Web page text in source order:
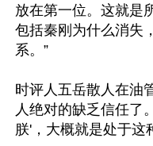
放在第一位。这就是
包括秦刚为什么消失
系。”
时评人五岳散人在油
人绝对的缺乏信任了
朕'，大概就是处于这